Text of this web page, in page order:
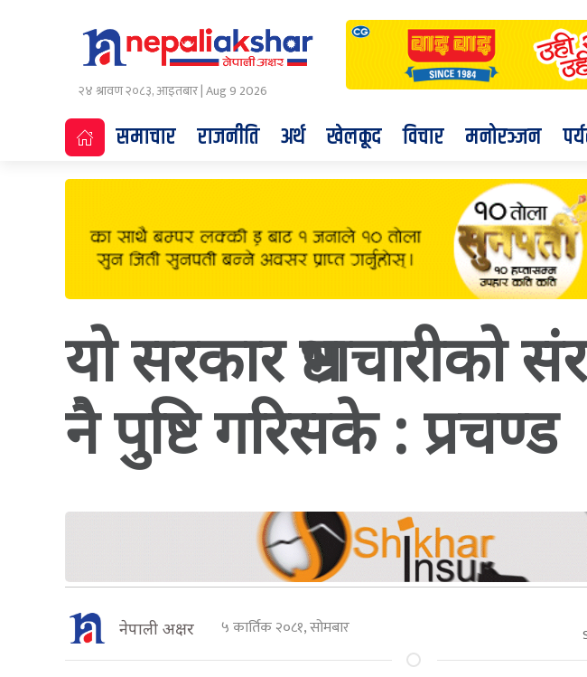
२४ श्रावण २०८३, आइतबार | Aug 9 2026
समाचार राजनीति अर्थ खेलकूद विचार मनोरञ्जन
यो सरकार भ्रष्टाचारीको
नै पुष्टि गरिसके : प्रचण्ड
नेपाली अक्षर ५ कार्तिक २०८१, सोमबार